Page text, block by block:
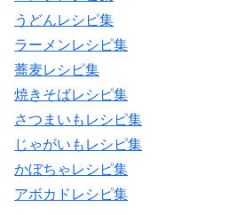
うどんレシピ集
ラーメンレシピ集
蕎麦レシピ集
焼きそばレシピ集
さつまいもレシピ集
じゃがいもレシピ集
かぼちゃレシピ集
アボカドレシピ集